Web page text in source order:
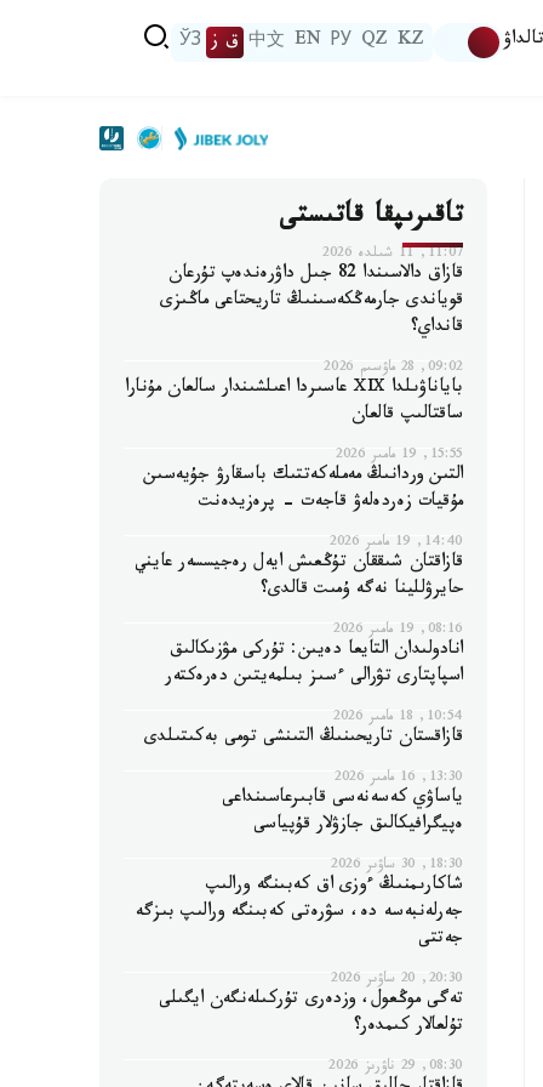
تالداۋ KZ
QZ
РУ
EN
中文 ق ز ЎЗ
تاقىرىپقا قاتىستى
11:07, 11 شىلدە 2026
قازاق دالاسىندا 82 جىل داۋرەندەپ تۇرعان
قوياندى جارمەڭكەسىنىڭ تاريحتاعى ماڭىزى
قانداي؟
09:02, 28 ماۋسىم 2026
باياناۋىلدا ⅩⅨ عاسىردا اعىلشىندار سالعان مۇنارا
ساقتالىپ قالعان
15:55, 19 مامىر 2026
التىن وردانىڭ مەملەكەتتىك باسقارۋ جۇيەسىن
مۇقيات زەردەلەۋ قاجەت - پرەزيدەنت
14:40, 19 مامىر 2026
قازاقتان شىققان تۇڭعىش ايەل رەجيسسەر عايني
حايرۋللينا نەگە ۇمىت قالدى؟
08:16, 19 مامىر 2026
انادولىدان التايعا دەيىن: تۇركى مۋزىكالىق
اسپاپتارى تۋرالى ءسىز بىلمەيتىن دەرەكتەر
10:54, 18 مامىر 2026
قازاقستان تاريحىنىڭ التىنشى تومى بەكىتىلدى
13:30, 16 مامىر 2026
ياساۋي كەسەنەسى قابىرعاسىنداعى
ەپيگرافيكالىق جازۋلار قۇپياسى
18:30, 30 ساۋىر 2026
شاكارىمنىڭ ءوزى اق كەبىنگە ورالىپ
جەرلەنبەسە دە، سۋرەتى كەبىنگە ورالىپ بىزگە
جەتتى
20:30, 20 ساۋىر 2026
تەگى موڭعول، وزدەرى تۇركىلەنگەن ايگىلى
تۇلعالار كىمدەر؟
08:30, 29 ناۋرىز 2026